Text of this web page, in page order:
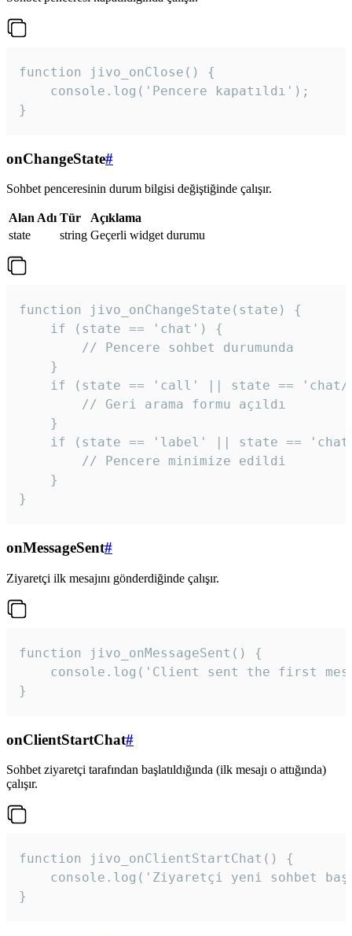
function jivo_onClose() {
    console.log('Pencere kapatıldı');
}
onChangeState#
Sohbet penceresinin durum bilgisi değiştiğinde çalışır.
Alan Adı Tür
Açıklama
state
string Geçerli widget durumu
function jivo_onChangeState(state) {
    if (state == 'chat') {
        // Pencere sohbet durumunda
    }
if (state == 'call' || state ==
        // Geri arama formu açıldı
    }
if (state == 'label' || state ==
        // Pencere minimize edildi
    }
}
onMessageSent#
Ziyaretçi ilk mesajını gönderdiğinde çalışır.
function jivo_onMessageSent() {
console.log('Client sent the first
}
onClientStartChat#
Sohbet ziyaretçi tarafından başlatıldığında (ilk mesajı o attığında)
çalışır.
function jivo_onClientStartChat() {
console.log('Ziyaretçi yeni sohbet
}